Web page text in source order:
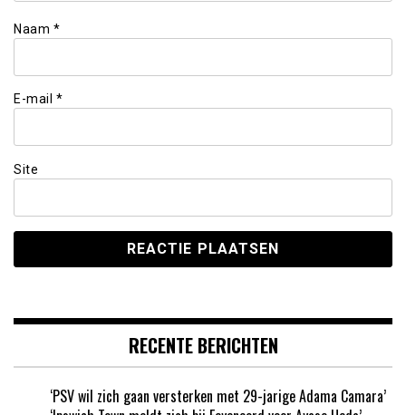
Naam *
E-mail *
Site
RECENTE BERICHTEN
‘PSV wil zich gaan versterken met 29-jarige Adama Camara’